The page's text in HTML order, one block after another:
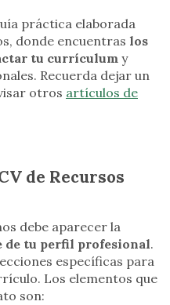
práctica elaborada
donde encuentras los
tu currículum y
Recuerda dejar un
otros artículos de
de Recursos
debe aparecer la
de tu perfil profesional.
específicas para
Los elementos que
son: